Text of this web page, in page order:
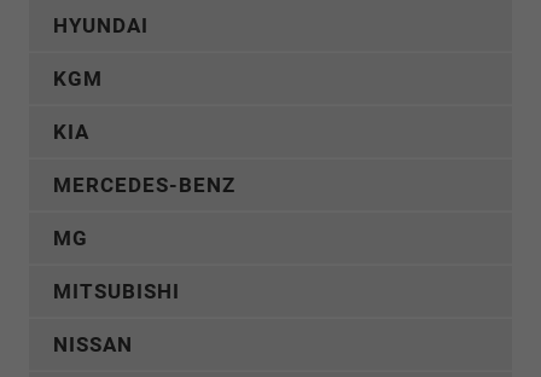
HYUNDAI
KGM
KIA
MERCEDES-BENZ
MG
MITSUBISHI
NISSAN